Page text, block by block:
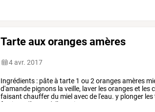
Tarte aux oranges amères
4 avr. 2017
Ingrédients : pâteà tarte 1 ou 2 orangesamères
d'amande pignons la veille, laver lesorangeset les
faisant chaufferdu miel avecde l'eau. y plonger les
feu
jusqu'à qu'elles soient